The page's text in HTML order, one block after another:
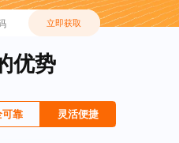
立即获取
优势
可靠 灵活便捷